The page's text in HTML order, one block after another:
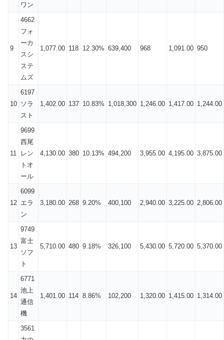
ワン
9
4662
フォ
ーカ
スシ
ステ
ムズ
1,077.00 118 12.30% 639,400 968 1,091.00 950
10
6197
ソラ
スト
1,402.00 137 10.83% 1,018,300 1,246.00 1,417.00 1,244.00
11
9699
西尾
レン
トオ
ール
4,130.00 380 10.13% 494,200 3,955.00 4,195.00 3,875.00
12
6099
エラ
ン
3,180.00 268 9.20% 400,100 2,940.00 3,225.00 2,806.00
13
9749
富士
ソフ
ト
5,710.00 480 9.18% 326,100 5,430.00 5,720.00 5,370.00
14
6771
池上
通信
機
1,401.00 114 8.86% 102,200 1,320.00 1,415.00 1,314.00
3561